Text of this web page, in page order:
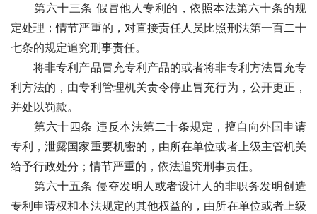
第六十三条 假冒他人专利的，依照本法第六十条的规
定处理；情节严重的，对直接责任人员比照刑法第一百二十
七条的规定追究刑事责任。
将非专利产品冒充专利产品的或者将非专利方法冒充专
利方法的，由专利管理机关责令停止冒充行为，公开更正，
并处以罚款。
第六十四条 违反本法第二十条规定，擅自向外国申请
专利，泄露国家重要机密的，由所在单位或者上级主管机关
给予行政处分；情节严重的，依法追究刑事责任。
第六十五条 侵夺发明人或者设计人的非职务发明创造
专利申请权和本法规定的其他权益的，由所在单位或者上级